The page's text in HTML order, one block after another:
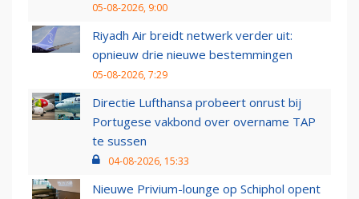
05-08-2026, 9:00
Riyadh Air breidt netwerk verder uit:
opnieuw drie nieuwe bestemmingen
05-08-2026, 7:29
Directie Lufthansa probeert onrust bij
Portugese vakbond over overname TAP
te sussen
04-08-2026, 15:33
Nieuwe Privium-lounge op Schiphol opent